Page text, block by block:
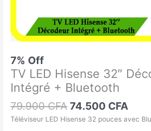
7% Off
TV LED Hisense 32″
Intégré + Bluetooth
79.900CFA 74.500 CFA
Téléviseur LED Hisense 32 pouces avec